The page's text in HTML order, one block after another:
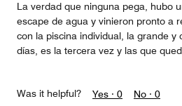
La verdad que ninguna pega, hubo
escape de agua y vinieron pronto a
con la piscina individual, la grande y
días, es la tercera vez y las que
Was it helpful? Yes · 0 No · 0